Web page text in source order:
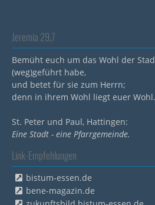
Jeremia 29,7
Bemüht euch um das Wohl der
(weg)geführt habe,
und betet für sie zum Herrn;
denn in ihrem Wohl liegt euer Wohl.
St. Peter und Paul, Hattingen:
Eine Stadt - eine Pfarrgemeinde.
Link-Empfehlungen
bistum-essen.de
bene-magazin.de